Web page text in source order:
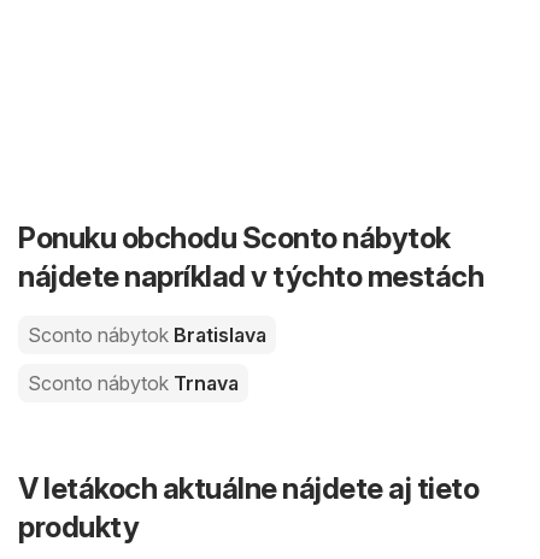
Ponuku obchodu Sconto nábytok
nájdete napríklad v týchto mestách
Sconto nábytok Bratislava
Sconto nábytok Trnava
V letákoch aktuálne nájdete aj tieto
produkty